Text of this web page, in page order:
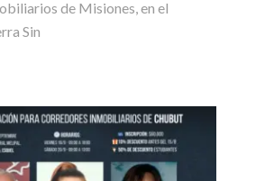
de Misiones, en el
Sin